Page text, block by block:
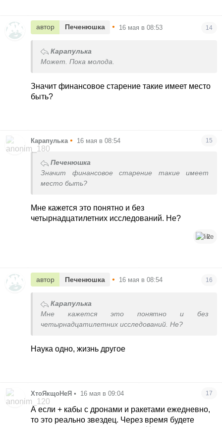
автор Печенюшка • 16 мая в 08:53 14
Карапулька
Может. Пока молода.
Значит финансовое старение такие имеет место
быть?
Карапулька • 16 мая в 08:54 15
Печенюшка
Значит финансовое старение такие имеет
место быть?
Мне кажется это понятно и без
четырнадцатилетних исследований. Не?
2
автор Печенюшка • 16 мая в 08:54 16
Карапулька
Мне кажется это понятно и без
четырнадцатилетних исследований. Не?
Наука одно, жизнь другое
ХтоЯкщоНеЯ • 16 мая в 09:04 17
А если + кабы с дронами и ракетами ежедневно,
то это реально звездец. Через время будете